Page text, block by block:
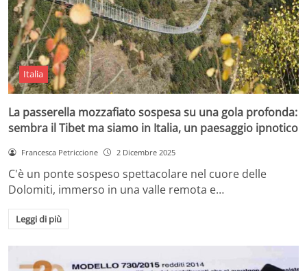
Italia
La passerella mozzafiato sospesa su una gola profonda:
sembra il Tibet ma siamo in Italia, un paesaggio ipnotico
Francesca Petriccione 2 Dicembre 2025
C'è un ponte sospeso spettacolare nel cuore delle
Dolomiti, immerso in una valle remota e…
Leggi di più